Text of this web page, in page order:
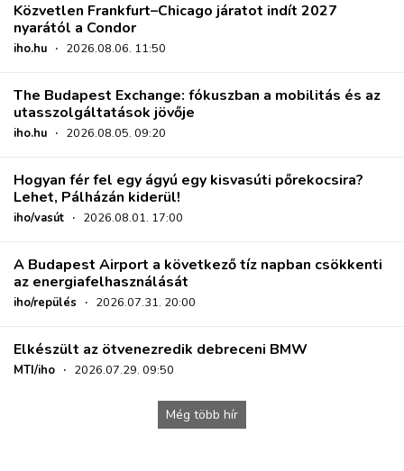
Közvetlen Frankfurt–Chicago járatot indít 2027
nyarától a Condor
iho.hu · 2026.08.06. 11:50
The Budapest Exchange: fókuszban a mobilitás és az
utasszolgáltatások jövője
iho.hu · 2026.08.05. 09:20
Hogyan fér fel egy ágyú egy kisvasúti pőrekocsira?
Lehet, Pálházán kiderül!
iho/vasút · 2026.08.01. 17:00
A Budapest Airport a következő tíz napban csökkenti
az energiafelhasználását
iho/repülés · 2026.07.31. 20:00
Elkészült az ötvenezredik debreceni BMW
MTI/iho · 2026.07.29. 09:50
Még több hír